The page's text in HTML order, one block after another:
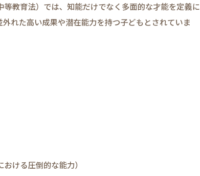
教育法）では、知能だけでなく多面的な才能を定義に
れた高い成果や潜在能力を持つ子どもとされていま
ける圧倒的な能力）